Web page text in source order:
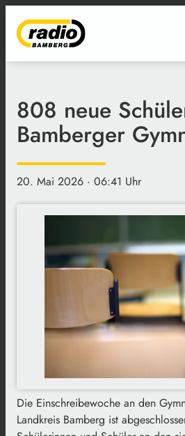
808 neue
Bamberger
20. Mai 2026 · 06:41 Uhr
Die Einschreibewoche an den
Landkreis Bamberg ist